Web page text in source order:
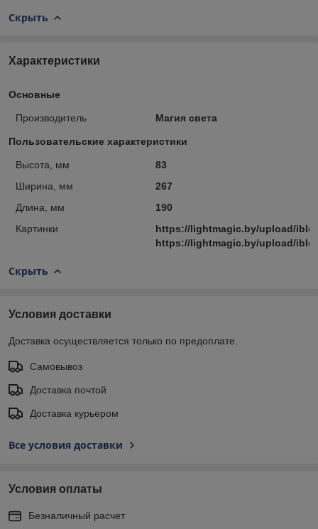
Скрыть
Характеристики
Основные
Производитель Магия света
Пользовательские характеристики
Высота, мм
83
Ширина, мм
267
Длина, мм
190
Картинки
https://lightmagic.by/upload/
https://lightmagic.by/upload/
Скрыть
Условия доставки
Доставка осуществляется только по предоплате.
Самовывоз
Доставка почтой
Доставка курьером
Все условия доставки
Условия оплаты
Безналичный расчет